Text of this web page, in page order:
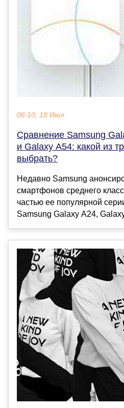
06:10, 18 Июл
Сравнение Samsung
и Galaxy A54: какой из
выбрать?
Недавно Samsung
смартфонов среднего
частью ее популярной
Samsung Galaxy A24,